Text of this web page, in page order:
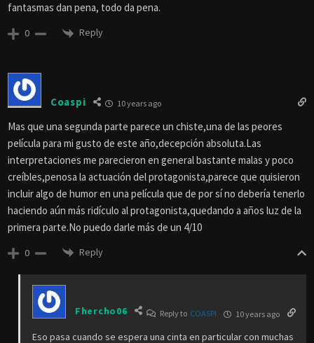
fantasmas dan pena, todo da pena.
0 Reply
Coaspi 10 years ago
Mas que una segunda parte parece un chiste,una de las peores
película para mi gusto de este año,decepción absoluta.Las
interpretaciones me parecieron en general bastante malas y poco
creíbles,penosa la actuación del protagonista,parece que quisieron
incluir algo de humor en una película que de por sí no debería tenerlo
haciendo aún más ridículo al protagonista,quedando a años luz de la
primera parte.No puedo darle más de un 4/10
0 Reply
Fhercho06 Reply to COASPI 10 years ago
Eso pasa cuando se espera una cinta en particular con muchas